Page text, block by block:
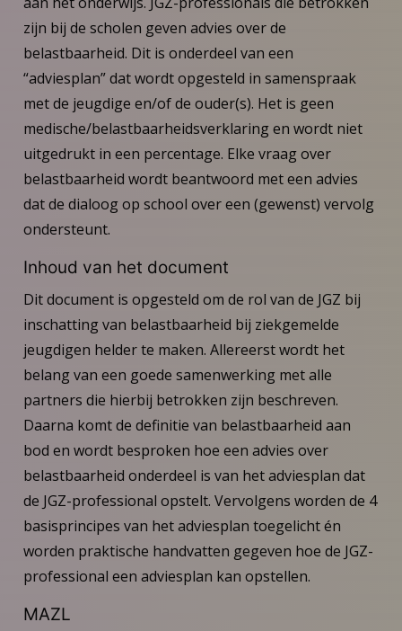
zijn bij de scholen geven advies over de
belastbaarheid. Dit is onderdeel van een
“adviesplan” dat wordt opgesteld in samenspraak
met de jeugdige en/of de ouder(s). Het is geen
medische/belastbaarheidsverklaring en wordt niet
uitgedrukt in een percentage. Elke vraag over
belastbaarheid wordt beantwoord met een advies
dat de dialoog op school over een (gewenst) vervolg
ondersteunt.
Inhoud van het document
Dit document is opgesteld om de rol van de JGZ bij
inschatting van belastbaarheid bij ziekgemelde
jeugdigen helder te maken. Allereerst wordt het
belang van een goede samenwerking met alle
partners die hierbij betrokken zijn beschreven.
Daarna komt de definitie van belastbaarheid aan
bod en wordt besproken hoe een advies over
belastbaarheid onderdeel is van het adviesplan dat
de JGZ-professional opstelt. Vervolgens worden de 4
basisprincipes van het adviesplan toegelicht én
worden praktische handvatten gegeven hoe de JGZ-
professional een adviesplan kan opstellen.
MAZL